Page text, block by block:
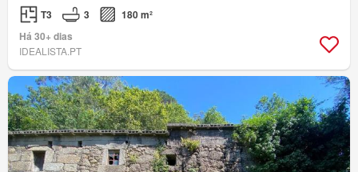
T3 3
180 m²
Há 30+ dias
IDEALISTA.PT